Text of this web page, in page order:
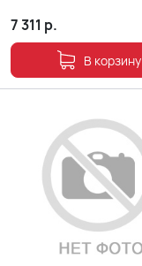
7 311 р.
В корзину